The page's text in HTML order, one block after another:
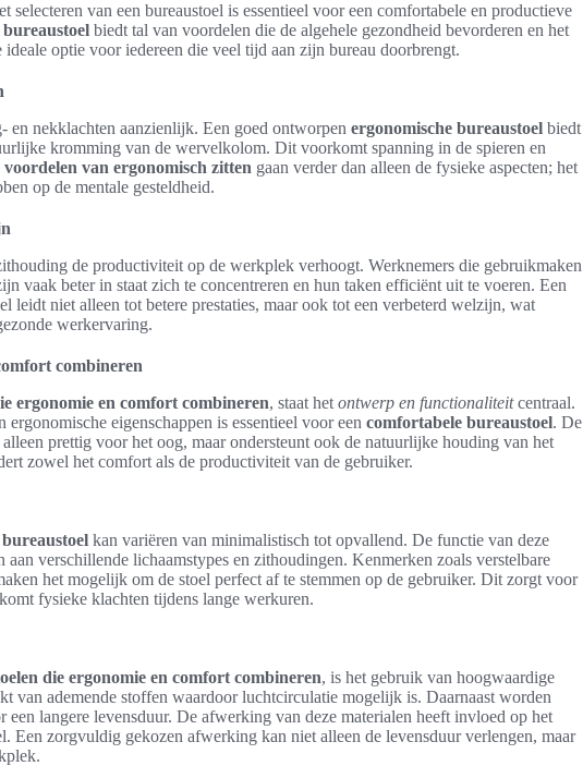
selecteren van een bureaustoel is essentieel voor een comfortabele en productieve
biedt tal van voordelen die de algehele gezondheid bevorderen en het
optie voor iedereen die veel tijd aan zijn bureau doorbrengt.
en nekklachten aanzienlijk. Een goed ontworpen ergonomische bureaustoel biedt
kromming van de wervelkolom. Dit voorkomt spanning in de spieren en
voordelen van ergonomisch zitten gaan verder dan alleen de fysieke aspecten; het
op de mentale gesteldheid.
de productiviteit op de werkplek verhoogt. Werknemers die gebruikmaken
vaak beter in staat zich te concentreren en hun taken efficiënt uit te voeren. Een
leidt niet alleen tot betere prestaties, maar ook tot een verbeterd welzijn, wat
werkervaring.
combineren
ergonomie en comfort combineren, staat het ontwerp en functionaliteitcentraal.
ergonomische eigenschappen is essentieel voor een comfortabele bureaustoel. De
prettig voor het oog, maar ondersteunt ook de natuurlijke houding van het
zowel het comfort als de productiviteit van de gebruiker.
kan variëren van minimalistisch tot opvallend. De functie van deze
aan verschillende lichaamstypes en zithoudingen. Kenmerken zoals verstelbare
het mogelijk om de stoel perfect af te stemmen op de gebruiker. Dit zorgt voor
fysieke klachten tijdens lange werkuren.
die ergonomie en comfort combineren, is het gebruik van hoogwaardige
van ademende stoffen waardoor luchtcirculatie mogelijk is. Daarnaast worden
langere levensduur. De afwerking van deze materialen heeft invloed op het
Een zorgvuldig gekozen afwerking kan niet alleen de levensduur verlengen, maar